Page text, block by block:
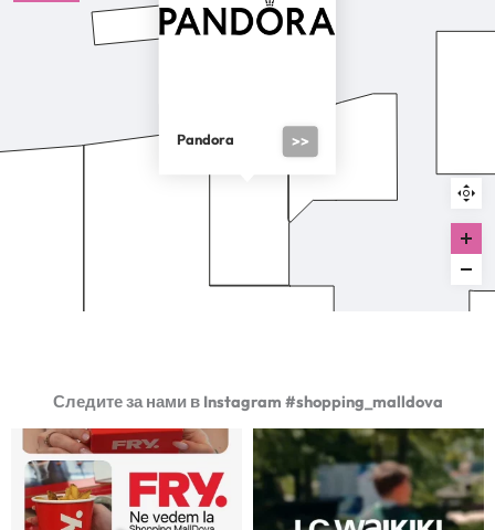
Pandora >>
Следите за нами в Instagram #shopping_malldova